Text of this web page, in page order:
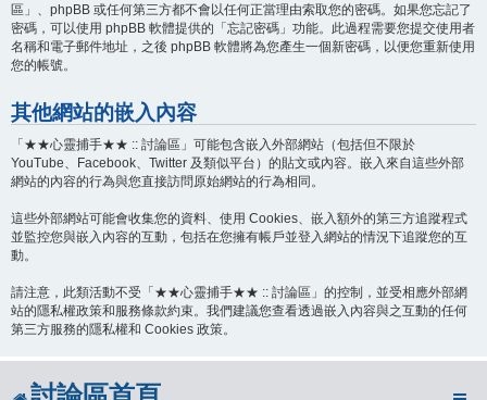
區」、phpBB 或任何第三方都不會以任何正當理由索取您的密碼。如果您忘記了
密碼，可以使用 phpBB 軟體提供的「忘記密碼」功能。此過程需要您提交使用者
名稱和電子郵件地址，之後 phpBB 軟體將為您產生一個新密碼，以便您重新使用
您的帳號。
其他網站的嵌入內容
「★★心靈捕手★★ :: 討論區」可能包含嵌入外部網站（包括但不限於
YouTube、Facebook、Twitter 及類似平台）的貼文或內容。嵌入來自這些外部
網站的內容的行為與您直接訪問原始網站的行為相同。
這些外部網站可能會收集您的資料、使用 Cookies、嵌入額外的第三方追蹤程式
並監控您與嵌入內容的互動，包括在您擁有帳戶並登入網站的情況下追蹤您的互
動。
請注意，此類活動不受「★★心靈捕手★★ :: 討論區」的控制，並受相應外部網
站的隱私權政策和服務條款約束。我們建議您查看透過嵌入內容與之互動的任何
第三方服務的隱私權和 Cookies 政策。